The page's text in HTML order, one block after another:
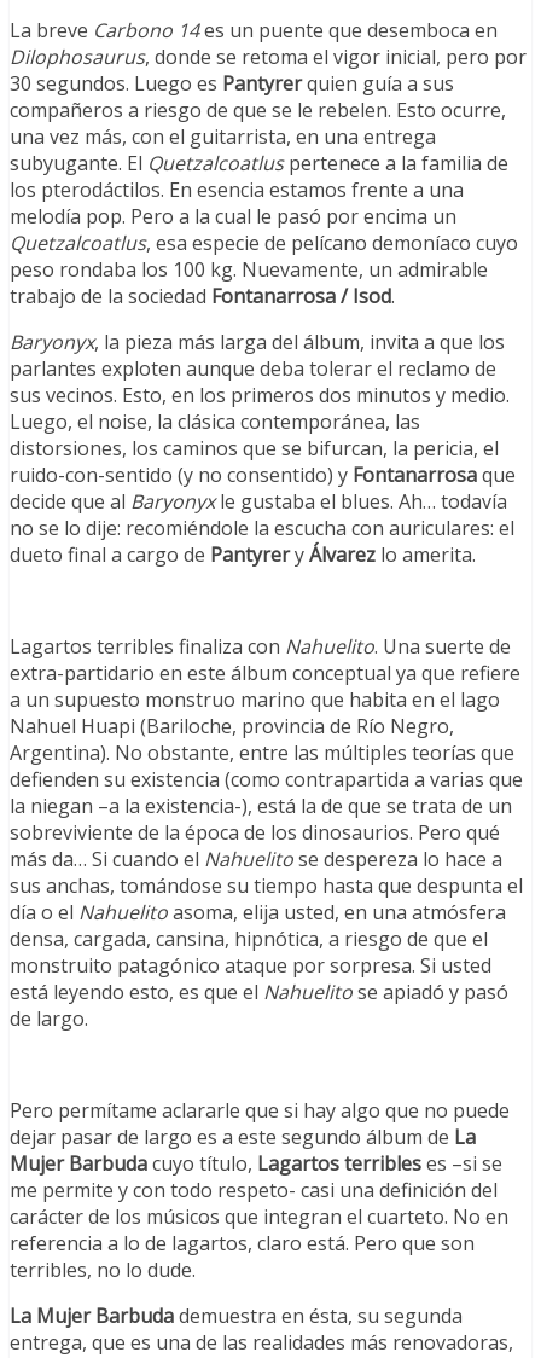
La breve Carbono 14es un puente que desemboca en
Dilophosaurus, donde se retoma el vigor inicial, pero por
30 segundos. Luego es Pantyrerquien guía a sus
compañeros a riesgo de que se le rebelen. Esto ocurre,
una vez más, con el guitarrista, en una entrega
subyugante. El Quetzalcoatluspertenece a la familia de
los pterodáctilos. En esencia estamos frente a una
melodía pop. Pero a la cual le pasó por encima un
Quetzalcoatlus, esa especie de pelícano demoníaco cuyo
peso rondaba los 100 kg. Nuevamente, un admirable
trabajo de la sociedad Fontanarrosa/ Isod.
Baryonyx, la pieza más larga del álbum, invita a que los
parlantes exploten aunque deba tolerar el reclamo de
sus vecinos. Esto, en los primeros dos minutos y medio.
Luego, el noise, la clásica contemporánea, las
distorsiones, los caminos que se bifurcan, la pericia, el
ruido-con-sentido (y no consentido) y Fontanarrosaque
decide que al Baryonyxle gustaba el blues. Ah… todavía
no se lo dije: recomiéndole la escucha con auriculares: el
dueto final a cargo de PantyreryÁlvarez lo amerita.
Lagartos terribles finaliza con Nahuelito. Una suerte de
extra-partidario en este álbum conceptual ya que refiere
a un supuesto monstruo marino que habita en el lago
Nahuel Huapi (Bariloche, provincia de Río Negro,
Argentina). No obstante, entre las múltiples teorías que
defienden su existencia (como contrapartida a varias que
la niegan –a la existencia-), está la de que se trata de un
sobreviviente de la época de los dinosaurios. Pero qué
más da… Si cuando el Nahuelitose despereza lo hace a
sus anchas, tomándose su tiempo hasta que despunta el
día o el Nahuelitoasoma, elija usted, en una atmósfera
densa, cargada, cansina, hipnótica, a riesgo de que el
monstruito patagónico ataque por sorpresa. Si usted
está leyendo esto, es que el Nahuelitose apiadó y pasó
de largo.
Pero permítame aclararle que si hay algo que no puede
dejar pasar de largo es a este segundo álbum de La
Mujer Barbudacuyo título, Lagartos terribleses –si se
me permite y con todo respeto- casi una definición del
carácter de los músicos que integran el cuarteto. No en
referencia a lo de lagartos, claro está. Pero que son
terribles, no lo dude.
La Mujer Barbudademuestra en ésta, su segunda
entrega, que es una de las realidades más renovadoras,